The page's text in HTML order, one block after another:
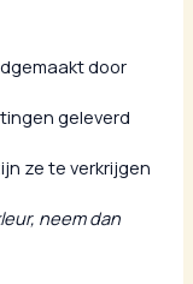
door
geleverd
ze te verkrijgen
neem dan